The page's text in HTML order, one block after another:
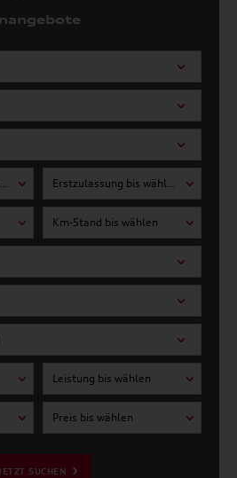
Erstzulassung von wählen Erstzulassung bis wählen
Km-Stand bis wählen
Leistung bis wählen
Preis bis wählen
SUCHEN